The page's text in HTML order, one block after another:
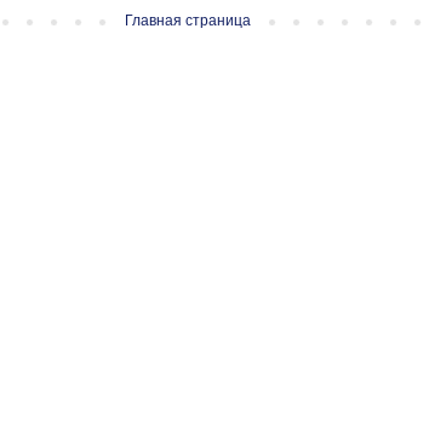
Главная страница